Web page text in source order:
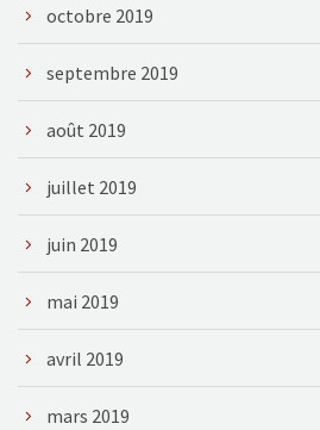
octobre 2019
septembre 2019
août 2019
juillet 2019
juin 2019
mai 2019
avril 2019
mars 2019